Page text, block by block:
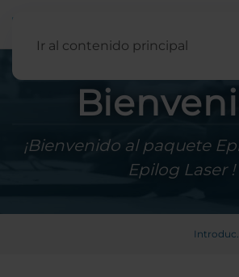
Ir al contenido principal
¡Bienvenido al paquete
Epilog Laser !